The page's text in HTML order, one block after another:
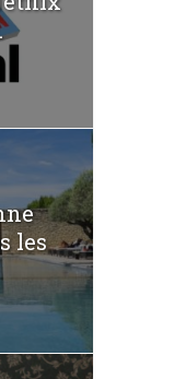
les